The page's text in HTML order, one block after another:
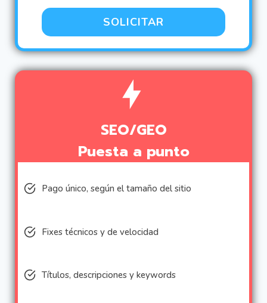
SOLICITAR
SEO/GEO
Puesta a punto
Pago único, según el tamaño del sitio
Fixes técnicos y de velocidad
Títulos, descripciones y keywords